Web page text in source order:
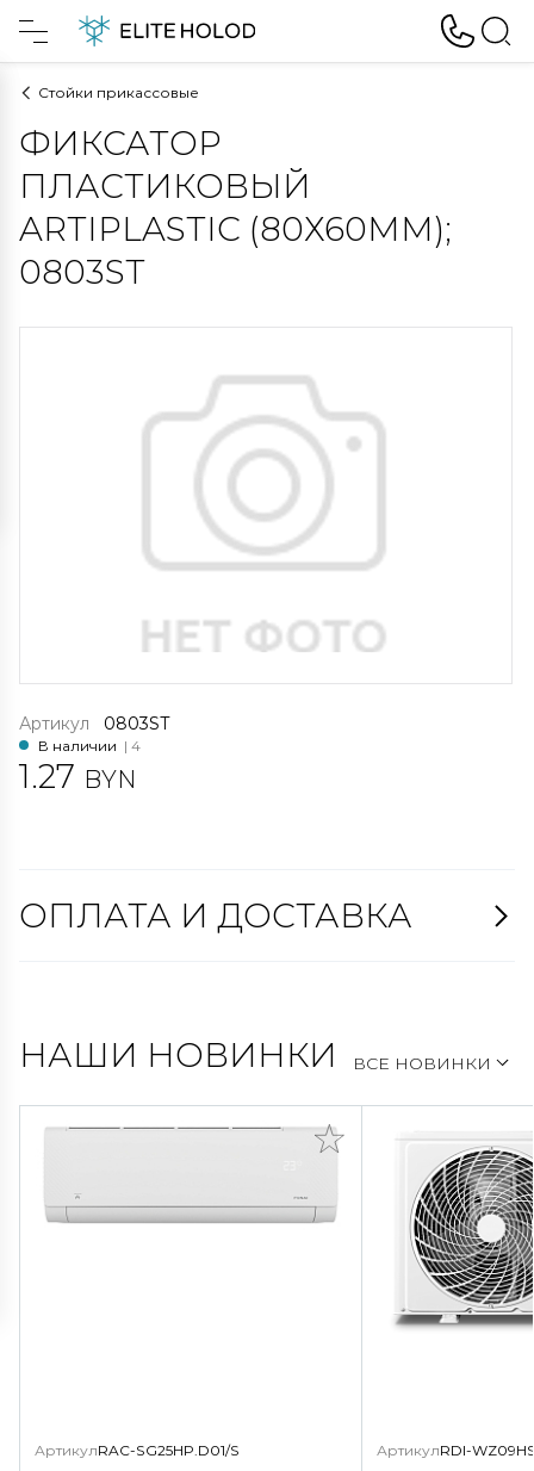
Стойки прикассовые
ФИКСАТОР
ПЛАСТИКОВЫЙ
ARTIPLASTIC (80Х60ММ);
0803ST
Артикул 0803ST
В наличии | 4
1.27 BYN
ОПЛАТА И ДОСТАВКА
НАШИ НОВИНКИ ВСЕ НОВИНКИ
АртикулRAC-SG25HP.D01/S АртикулRDI-